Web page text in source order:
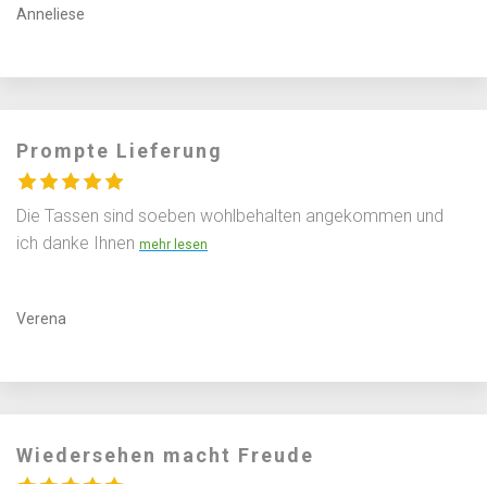
Anneliese
Prompte Lieferung
Die Tassen sind soeben wohlbehalten angekommen und
ich danke Ihnen
Verena
Wiedersehen macht Freude